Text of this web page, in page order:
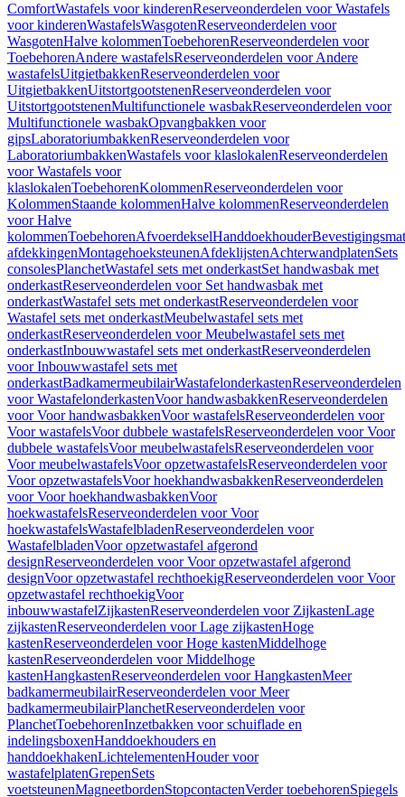
ComfortWastafels voor kinderenReserveonderdelen voor Wastafels
voor kinderenWastafelsWasgotenReserveonderdelen voor
WasgotenHalve kolommenToebehorenReserveonderdelen voor
ToebehorenAndere wastafelsReserveonderdelen voor Andere
wastafelsUitgietbakkenReserveonderdelen voor
UitgietbakkenUitstortgootstenenReserveonderdelen voor
UitstortgootstenenMultifunctionele wasbakReserveonderdelen voor
Multifunctionele wasbakOpvangbakken voor
gipsLaboratoriumbakkenReserveonderdelen voor
LaboratoriumbakkenWastafels voor klaslokalenReserveonderdelen
voor Wastafels voor
klaslokalenToebehorenKolommenReserveonderdelen voor
KolommenStaande kolommenHalve kolommenReserveonderdelen
voor Halve
kolommenToebehorenAfvoerdekselHanddoekhouder
afdekkingenMontagehoeksteunenAfdeklijstenAchterwandplatenSets
consolesPlanchetWastafel sets met onderkastSet handwasbak met
onderkastReserveonderdelen voor Set handwasbak met
onderkastWastafel sets met onderkastReserveonderdelen voor
Wastafel sets met onderkastMeubelwastafel sets met
onderkastReserveonderdelen voor Meubelwastafel sets met
onderkastInbouwwastafel sets met onderkastReserveonderdelen
voor Inbouwwastafel sets met
onderkastBadkamermeubilairWastafelonderkastenReserveonderdelen
voor WastafelonderkastenVoor handwasbakkenReserveonderdelen
voor Voor handwasbakkenVoor wastafelsReserveonderdelen voor
Voor wastafelsVoor dubbele wastafelsReserveonderdelen voor Voor
dubbele wastafelsVoor meubelwastafelsReserveonderdelen voor
Voor meubelwastafelsVoor opzetwastafelsReserveonderdelen voor
Voor opzetwastafelsVoor hoekhandwasbakkenReserveonderdelen
voor Voor hoekhandwasbakkenVoor
hoekwastafelsReserveonderdelen voor Voor
hoekwastafelsWastafelbladenReserveonderdelen voor
WastafelbladenVoor opzetwastafel afgerond
designReserveonderdelen voor Voor opzetwastafel afgerond
designVoor opzetwastafel rechthoekigReserveonderdelen voor Voor
opzetwastafel rechthoekigVoor
inbouwwastafelZijkastenReserveonderdelen voor ZijkastenLage
zijkastenReserveonderdelen voor Lage zijkastenHoge
kastenReserveonderdelen voor Hoge kastenMiddelhoge
kastenReserveonderdelen voor Middelhoge
kastenHangkastenReserveonderdelen voor HangkastenMeer
badkamermeubilairReserveonderdelen voor Meer
badkamermeubilairPlanchetReserveonderdelen voor
PlanchetToebehorenInzetbakken voor schuiflade en
indelingsboxenHanddoekhouders en
handdoekhakenLichtelementenHouder voor
wastafelplatenGrepenSets
voetsteunenMagneetbordenStopcontactenVerder toebehorenSpiegels